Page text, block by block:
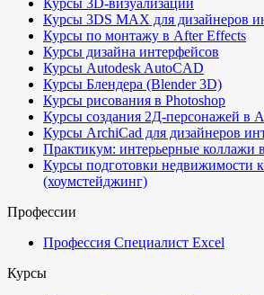
Курсы 3D-визуализации
Курсы 3DS MAX для дизайнеров
Курсы по монтажу в After Effects
Курсы дизайна интерфейсов
Курсы Autodesk AutoCAD
Курсы Блендера (Blender 3D)
Курсы рисования в Photoshop
Курсы создания 2Д-персонажей в
Курсы ArchiCad для дизайнеров
Практикум: интерьерные коллажи
Курсы подготовки недвижимости
(хоумстейджинг)
Профессии
Профессия Специалист Excel
Курсы